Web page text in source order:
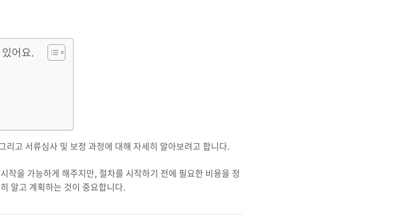
어요.
리고 서류심사 및 보정 과정에 대해 자세히 알아보려고 합니다.
작을 가능하게 해주지만, 절차를 시작하기 전에 필요한 비용을 정
알고 계획하는 것이 중요합니다.